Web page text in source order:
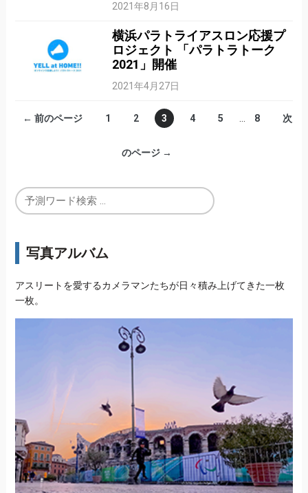
2021年8月16日
横浜パラトライアスロン応援プ
ロジェクト 「パラトラトーク
2021」開催
2021年4月27日
← 前のページ 1 2 3 4 5 … 8 次
のページ →
写真アルバム
アスリートを愛するカメラマンたちが日々積み上げてきた一枚
一枚。